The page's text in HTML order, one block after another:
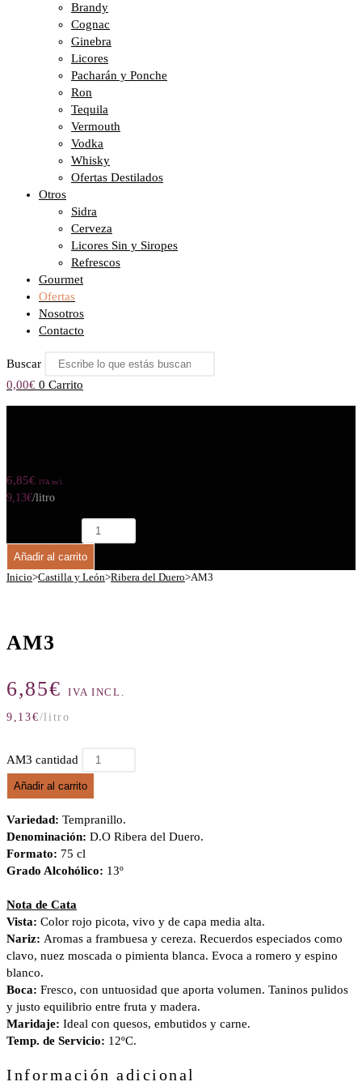
Brandy
Cognac
Ginebra
Licores
Pacharán y Ponche
Ron
Tequila
Vermouth
Vodka
Whisky
Ofertas Destilados
Otros
Sidra
Cerveza
Licores Sin y Siropes
Refrescos
Gourmet
Ofertas
Nosotros
Contacto
Buscar
0,00€ 0 Carrito
6,85€ IVA incl.
9,13€/litro
Añadir al carrito
Inicio>Castilla y León>Ribera del Duero>AM3
AM3
6,85€ IVA INCL.
9,13€/litro
AM3 cantidad
Añadir al carrito
Variedad: Tempranillo.
Denominación: D.O Ribera del Duero.
Formato: 75 cl
Grado Alcohólico: 13º
Nota de Cata
Vista: Color rojo picota, vivo y de capa media alta.
Nariz: Aromas a frambuesa y cereza. Recuerdos especiados como
clavo, nuez moscada o pimienta blanca. Evoca a romero y espino
blanco.
Boca: Fresco, con untuosidad que aporta volumen. Taninos pulidos
y justo equilibrio entre fruta y madera.
Maridaje: Ideal con quesos, embutidos y carne.
Temp. de Servicio: 12ºC.
Información adicional